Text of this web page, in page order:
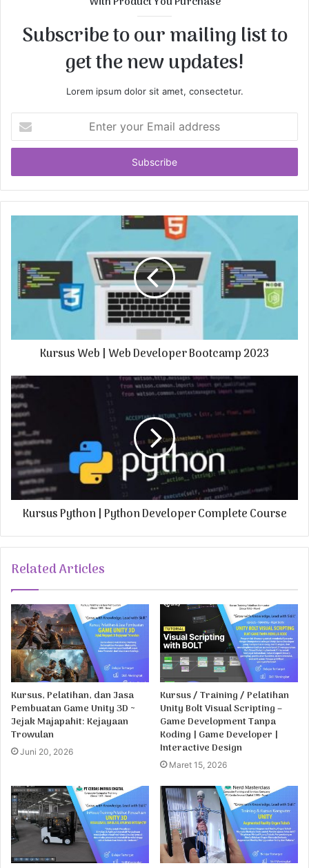
Subscribe to our mailing list to
get the new updates!
Lorem ipsum dolor sit amet, consectetur.
t
r
y
m
e
s
s
Kursus Web | Web Developer Bootcamp 2023
Kursus Python | Python Developer Complete Course
Related Articles
Kursus, Pelatihan, dan Jasa
Pembuatan Game Unity 3D ~
Jejak Majapahit: Kejayaan
Trowulan
Juni 20, 2026
Kursus / Training / Pelatihan
Unity Bolt Visual Scripting –
Game Development Tanpa
Koding | Game Developer |
Interactive Design
Maret 15, 2026